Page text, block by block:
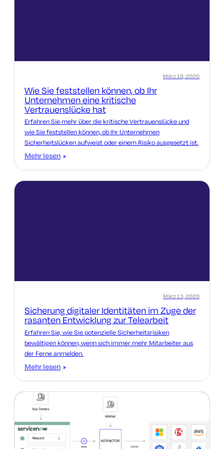
Wie Sie feststellen können, ob Ihr
Unternehmen eine kritische
Vertrauenslücke hat
März 18, 2020
Erfahren Sie mehr über die kritische Vertrauenslücke und
wie Sie feststellen können, ob Ihr Unternehmen
Sicherheitslücken aufweist oder einem Risiko ausgesetzt ist.
Mehr lesen
Sicherung digitaler Identitäten im Zuge der
rasanten Entwicklung zur Telearbeit
März 13, 2020
Erfahren Sie, wie Sie potenzielle Sicherheitsrisiken
bewältigen können, wenn sich immer mehr Mitarbeiter aus
der Ferne anmelden.
Mehr lesen